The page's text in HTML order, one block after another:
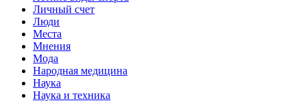
Личный счет
Люди
Места
Мнения
Мода
Народная медицина
Наука
Наука и техника